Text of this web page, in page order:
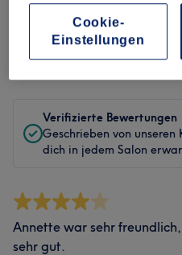
Behandlung Alle
Bewertung
Verifizierte Bewertungen
Geschrieben von
dich in jedem Salon
Annette war sehr
sehr gut.
Cookie-
Einstellungen